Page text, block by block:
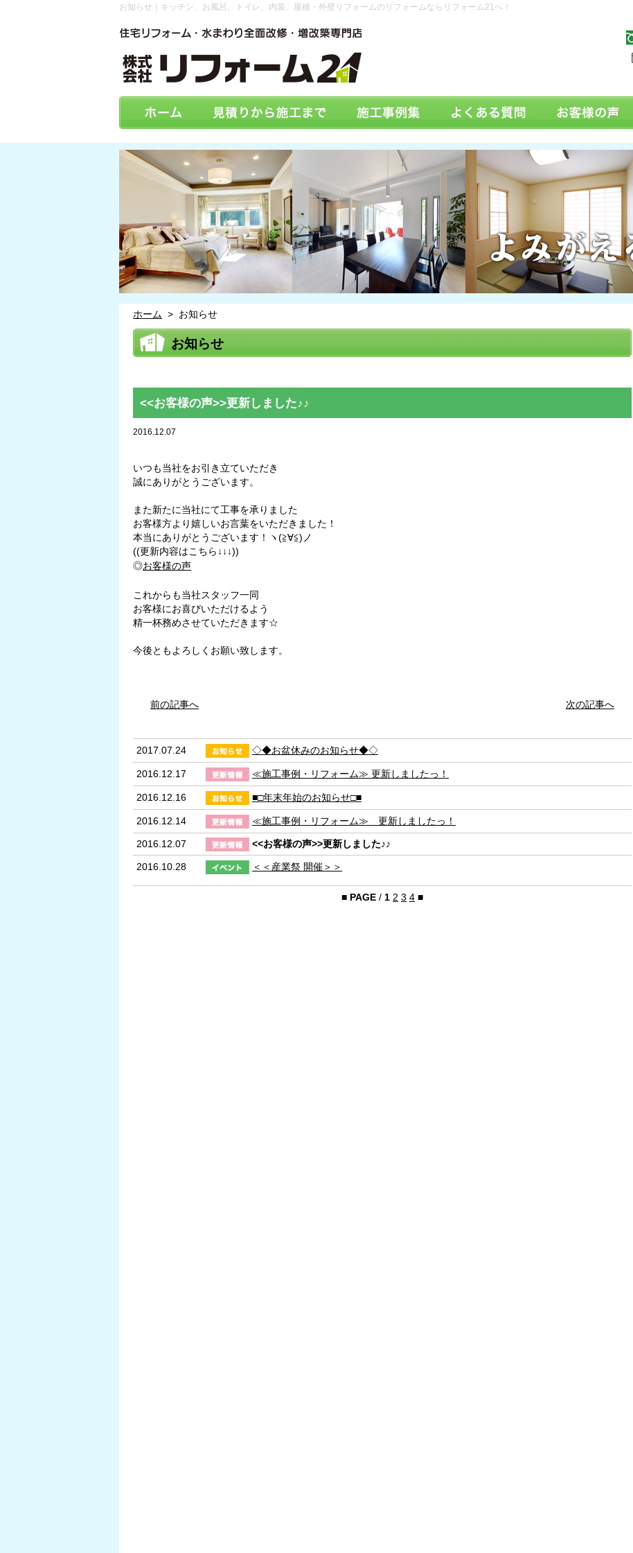
お知らせ｜キッチン、お風呂、トイレ、内装、屋根・外壁リフォームのリフォームならリフォーム21へ！
ホーム > お知らせ
お知らせ
<<お客様の声>>更新しました♪♪
2016.12.07
いつも当社をお引き立ていただき
誠にありがとうございます。
また新たに当社にて工事を承りました
お客様方より嬉しいお言葉をいただきました！
本当にありがとうございます！ヽ(≧∀≦)ノ
((更新内容はこちら↓↓↓))
◎お客様の声
これからも当社スタッフ一同
お客様にお喜びいただけるよう
精一杯務めさせていただきます☆
今後ともよろしくお願い致します。
前の記事へ 次の記事へ
2017.07.24 ◇◆お盆休みのお知らせ◆◇
2016.12.17 ​≪施工事例・リフォーム≫ 更新しましたっ！
2016.12.16 ​■□年末年始のお知らせ□■
2016.12.14 ≪施工事例・リフォーム≫ 更新しましたっ！
2016.12.07 <<お客様の声>>更新しました♪♪
2016.10.28 ​＜＜産業祭 開催＞＞
■ PAGE / 1 2 3 4 ■